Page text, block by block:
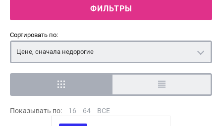
ФИЛЬТРЫ
Сортировать по:
Цене, сначала недорогие
Показывать по: 16 64 ВСЕ